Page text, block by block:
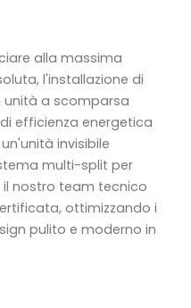
alla massima
l'installazione di
unità a scomparsa
efficienza energetica
invisibile
multi-split per
il nostro team tecnico
ottimizzando i
pulito e moderno in